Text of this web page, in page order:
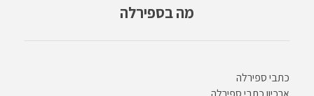
מה בספירלה
כתבי ספירלה